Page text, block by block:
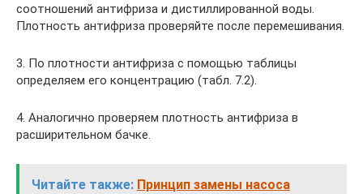
соотношений антифриза и дистиллированной воды.
Плотность антифриза проверяйте после перемешивания.
3. По плотности антифриза с помощью таблицы
определяем его концентрацию (табл. 7.2).
4. Аналогично проверяем плотность антифриза в
расширительном бачке.
Читайте также: Принцип замены насоса